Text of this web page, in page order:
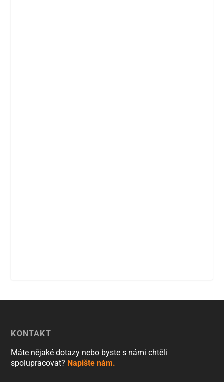
KONTAKT
Máte nějaké dotazy nebo byste s námi chtěli
spolupracovat? Napište nám.